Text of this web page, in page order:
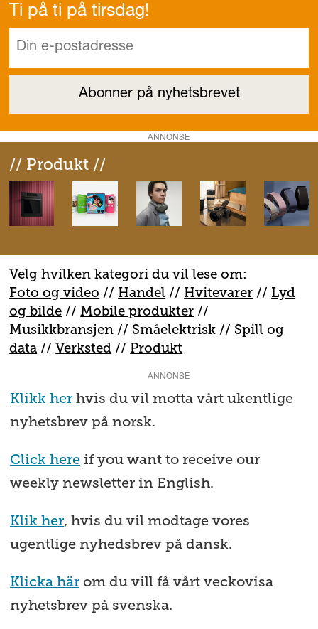
Ti på ti på tirsdag!
ANNONSE
// Produkt //
Velg hvilken kategori du vil lese om:
Foto og video // Handel // Hvitevarer // Lyd
og bilde //Mobile produkter //
Musikkbransjen // Småelektrisk // Spill og
data //Verksted // Produkt
ANNONSE
Klikk herhvis du vil motta vårt ukentlige
nyhetsbrev på norsk.
Click hereif you want to receive our
weekly newsletter in English.
Klik her, hvis du vil modtage vores
ugentlige nyhedsbrev på dansk.
Klicka härom du vill få vårt veckovisa
nyhetsbrev på svenska.